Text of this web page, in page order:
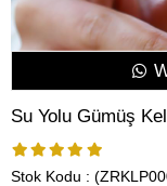
Su Yolu Gümüş
Stok Kodu